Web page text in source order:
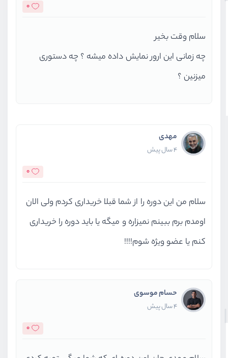
0
سلام وقت بخیر
چه زمانی این ارور نمایش داده میشه ؟ چه دستوری
میزنین ؟
مهدی
4 سال پیش
0
سلام من این دوره را از شما قبلا خریداری کردم ولی الان
اومدم برم ببینم نمیزاره و میگه یا باید دوره را خریداری
کنم یا عضو ویژه شوم!!!!
حسام موسوی
4 سال پیش
0